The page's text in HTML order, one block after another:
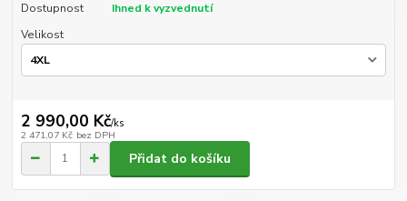
Dostupnost
Ihned k vyzvednutí
Velikost
2 990,00 Kč/ks
2 471,07 Kč bez DPH
Přidat do košíku